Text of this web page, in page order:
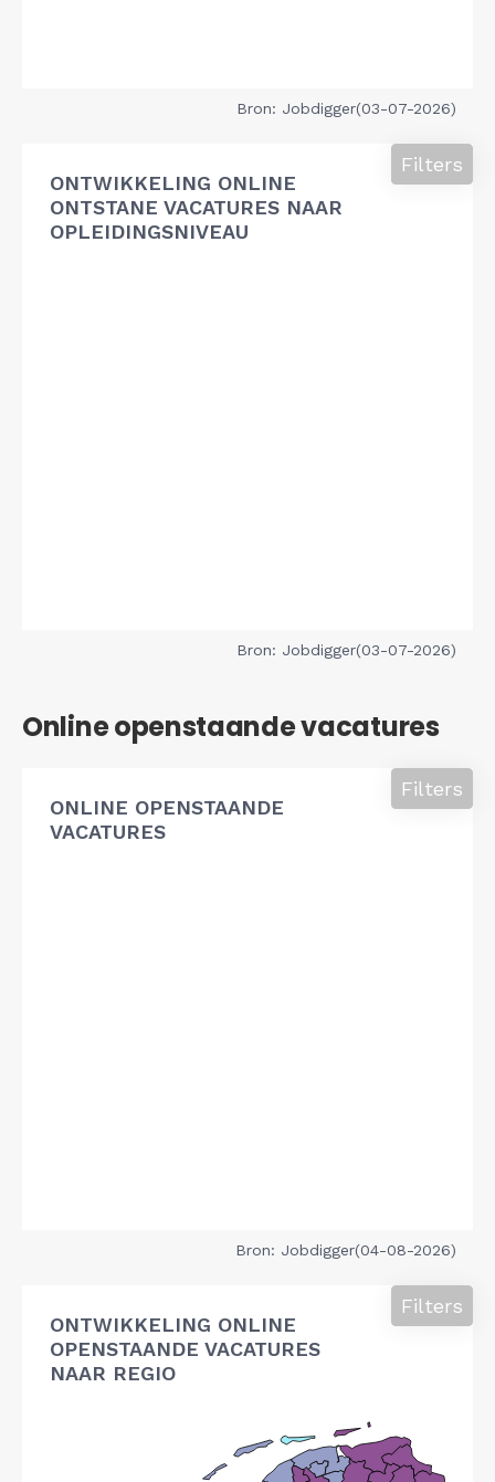
Bron: Jobdigger(03-07-2026)
ONTWIKKELING ONLINE
ONTSTANE VACATURES NAAR
OPLEIDINGSNIVEAU
Filters
Bron: Jobdigger(03-07-2026)
Online openstaande vacatures
ONLINE OPENSTAANDE
VACATURES
Filters
Bron: Jobdigger(04-08-2026)
ONTWIKKELING ONLINE
OPENSTAANDE VACATURES
NAAR REGIO
Filters